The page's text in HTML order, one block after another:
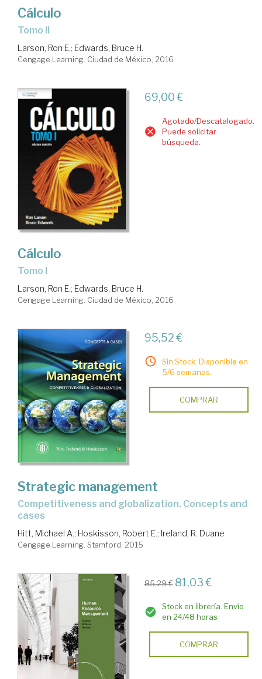
Cálculo
Tomo II
Larson, Ron E.; Edwards, Bruce H.
Cengage Learning. Ciudad de México, 2016
69,00 €
Agotado/Descatalogado.
Puede solicitar
búsqueda.
Cálculo
Tomo I
Larson, Ron E.; Edwards, Bruce H.
Cengage Learning. Ciudad de México, 2016
95,52 €
Sin Stock. Disponible en
5/6 semanas.
COMPRAR
Strategic management
competitiveness and globalization. Concepts and
cases
Hitt, Michael A.; Hoskisson, Robert E.; Ireland, R. Duane
Cengage Learning. Stamford, 2015
85,29 € 81,03 €
Stock en librería. Envío
en 24/48 horas
COMPRAR